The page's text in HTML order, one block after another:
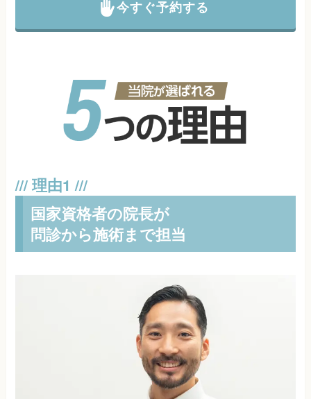
今すぐ予約する
国家資格者の院長が
問診から施術まで担当